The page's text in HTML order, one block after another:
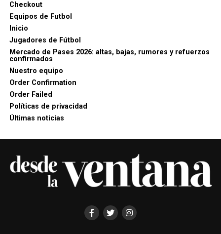
Checkout
Equipos de Futbol
Inicio
Jugadores de Fútbol
Mercado de Pases 2026: altas, bajas, rumores y refuerzos
confirmados
Nuestro equipo
Order Confirmation
Order Failed
Políticas de privacidad
Últimas noticias